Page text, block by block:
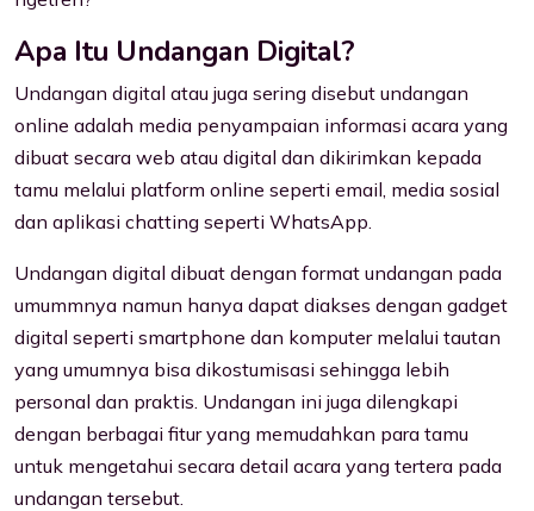
Apa Itu Undangan Digital?
Undangan digital atau juga sering disebut undangan
online adalah media penyampaian informasi acara yang
dibuat secara web atau digital dan dikirimkan kepada
tamu melalui platform online seperti email, media sosial
dan aplikasi chatting seperti WhatsApp.
Undangan digital dibuat dengan format undangan pada
umummnya namun hanya dapat diakses dengan gadget
digital seperti smartphone dan komputer melalui tautan
yang umumnya bisa dikostumisasi sehingga lebih
personal dan praktis. Undangan ini juga dilengkapi
dengan berbagai fitur yang memudahkan para tamu
untuk mengetahui secara detail acara yang tertera pada
undangan tersebut.